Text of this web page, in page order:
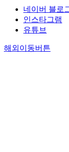
네이버 블로
인스타그램
유튜브
해외이동버튼